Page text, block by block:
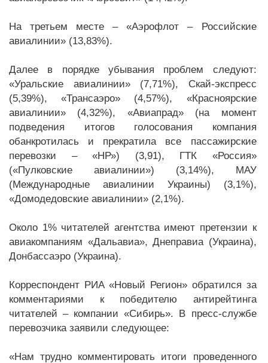
На третьем месте – «Аэрофлот – Российские
авиалинии» (13,83%).
Далее в порядке убывания проблем следуют:
«Уральские авиалинии» (7,71%), Скай-экспресс
(5,39%), «Трансаэро» (4,57%), «Красноярские
авиалинии» (4,32%), «Авиапрад» (на момент
подведения итогов голосования компания
обанкротилась и прекратила все пассажирские
перевозки – «НР») (3,91), ГТК «Россия»
(«Пулковские авиалинии») (3,14%), МАУ
(Международные авиалинии Украины) (3,1%),
«Домодедовские авиалинии» (2,1%).
Около 1% читателей агентства имеют претензии к
авиакомпаниям «Дальавиа», Днеправиа (Украина),
Донбассаэро (Украина).
Корреспондент РИА «Новый Регион» обратился за
комментариями к победителю антирейтинга
читателей – компании «Сибирь». В пресс-службе
перевозчика заявили следующее:
«Нам трудно комментировать итоги проведенного